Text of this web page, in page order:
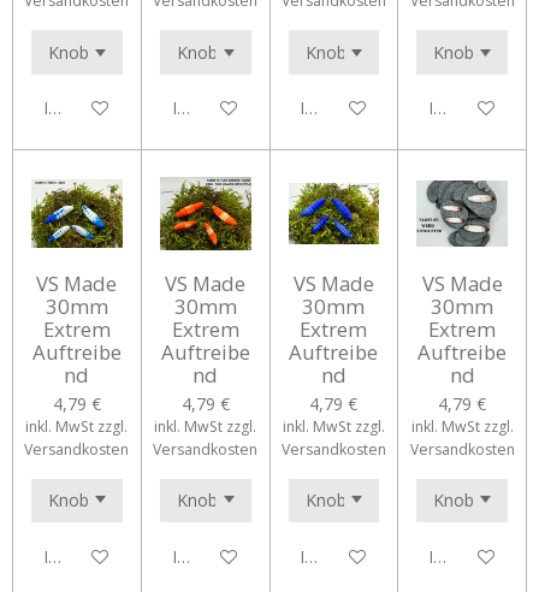
In den WarenkorbIn den WarenkorbIn den WarenkorbIn den
VS Made
30mm
Extrem
Auftreibe
nd
4,79 €
inkl. MwSt zzgl.
Versandkosten
In den Warenkorb
VS Made
30mm
Extrem
Auftreibe
nd
4,79 €
inkl. MwSt zzgl.
Versandkosten
In den Warenkorb
VS Made
30mm
Extrem
Auftreibe
nd
4,79 €
inkl. MwSt zzgl.
Versandkosten
In den Warenkorb
VS Made
30mm
Extrem
Auftreibe
nd
4,79 €
inkl. MwSt zzgl.
Versandkosten
In den